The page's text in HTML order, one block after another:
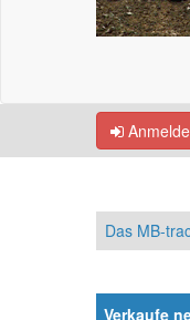
Das MB-
Verkaufe